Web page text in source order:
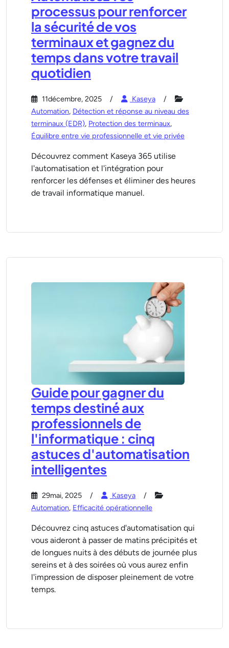
processus pour renforcer
la sécurité de vos
terminaux et gagnez du
temps dans votre travail
quotidien
11décembre, 2025
Kaseya
Automation, Détection et réponse au niveau des
terminaux (EDR), Protection des terminaux,
Équilibre entre vie professionnelle et vie privée
Découvrez comment Kaseya 365 utilise
l'automatisation et l'intégration pour
renforcer les défenses et éliminer des heures
de travail informatique manuel.
Guide pour gagner du
temps destiné aux
professionnels de
l'informatique : cinq
astuces d'automatisation
intelligentes
29mai, 2025
Kaseya
Automation, Efficacité opérationnelle
Découvrez cinq astuces d'automatisation qui
vous aideront à passer de matins précipités et
de longues nuits à des débuts de journée plus
sereins et à des soirées où vous aurez enfin
l'impression de disposer pleinement de votre
temps.